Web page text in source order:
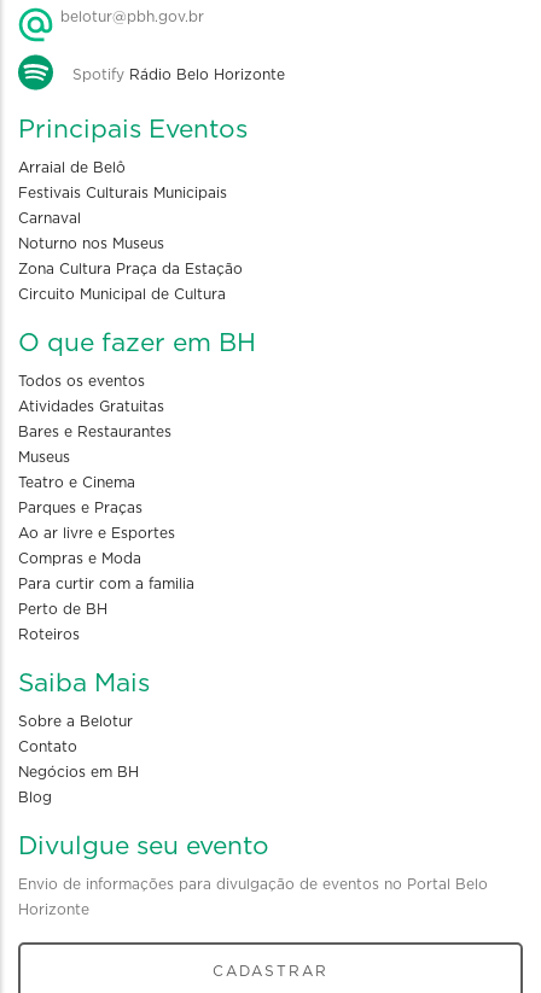
belotur@pbh.gov.br
Spotify Rádio Belo Horizonte
Principais Eventos
Arraial de Belô
Festivais Culturais Municipais
Carnaval
Noturno nos Museus
Zona Cultura Praça da Estação
Circuito Municipal de Cultura
O que fazer em BH
Todos os eventos
Atividades Gratuitas
Bares e Restaurantes
Museus
Teatro e Cinema
Parques e Praças
Ao ar livre e Esportes
Compras e Moda
Para curtir com a familia
Perto de BH
Roteiros
Saiba Mais
Sobre a Belotur
Contato
Negócios em BH
Blog
Divulgue seu evento
Envio de informações para divulgação de eventos no Portal Belo
Horizonte
CADASTRAR